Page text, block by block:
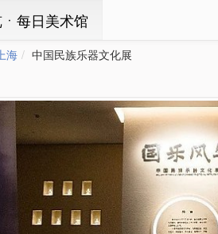
每日美术馆
海 中国民族乐器文化展